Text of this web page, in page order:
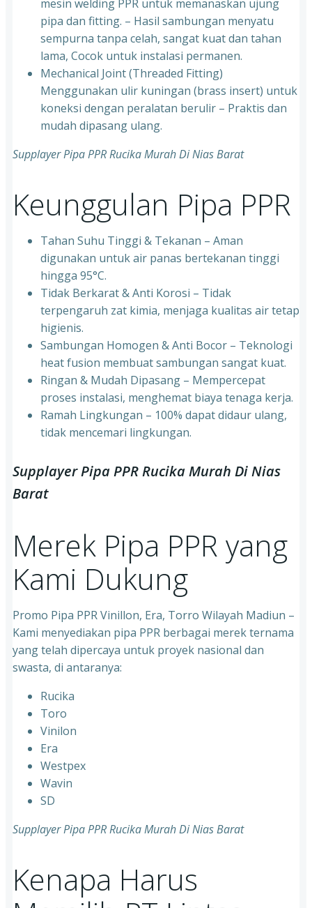
mesin welding PPR untuk memanaskan ujung
pipa dan fitting. – Hasil sambungan menyatu
sempurna tanpa celah, sangat kuat dan tahan
lama, Cocok untuk instalasi permanen.
⁠Mechanical Joint (Threaded Fitting)
Menggunakan ulir kuningan (brass insert) untuk
koneksi dengan peralatan berulir – Praktis dan
mudah dipasang ulang.
Supplayer Pipa PPR Rucika Murah Di Nias Barat
Keunggulan Pipa PPR
Tahan Suhu Tinggi & Tekanan – Aman
digunakan untuk air panas bertekanan tinggi
hingga 95°C.
⁠Tidak Berkarat & Anti Korosi – Tidak
terpengaruh zat kimia, menjaga kualitas air tetap
higienis.
⁠Sambungan Homogen & Anti Bocor – Teknologi
heat fusion membuat sambungan sangat kuat.
⁠Ringan & Mudah Dipasang – Mempercepat
proses instalasi, menghemat biaya tenaga kerja.
⁠Ramah Lingkungan – 100% dapat didaur ulang,
tidak mencemari lingkungan.
Supplayer Pipa PPR Rucika Murah Di Nias
Barat
Merek Pipa PPR yang
Kami Dukung
Promo Pipa PPR Vinillon, Era, Torro Wilayah Madiun –
Kami menyediakan pipa PPR berbagai merek ternama
yang telah dipercaya untuk proyek nasional dan
swasta, di antaranya:
Rucika
⁠Toro
⁠Vinilon
⁠Era
⁠Westpex
⁠Wavin
⁠SD
Supplayer Pipa PPR Rucika Murah Di Nias Barat
Kenapa Harus